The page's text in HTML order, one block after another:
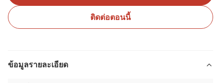
ติดต่อตอนนี้
ข้อมูลรายละเอียด